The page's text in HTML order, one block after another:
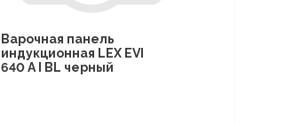
Варочная панель
индукционная LEX EVI
640 A I BL черный